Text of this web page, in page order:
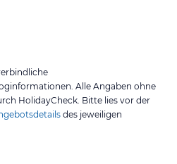
Alle Angaben ohne
HolidayCheck. Bitte lies vor der
des jeweiligen